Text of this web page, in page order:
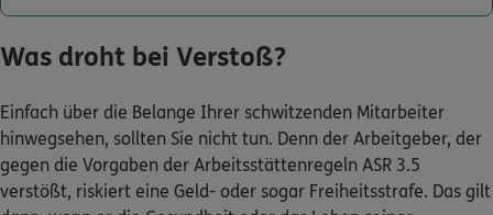
Was droht bei Verstoß?
Einfach über die Belange Ihrer schwitzenden Mitarbeiter
hinwegsehen, sollten Sie nicht tun. Denn der Arbeitgeber, der
gegen die Vorgaben der Arbeitsstättenregeln ASR 3.5
verstößt, riskiert eine Geld- oder sogar Freiheitsstrafe. Das gilt